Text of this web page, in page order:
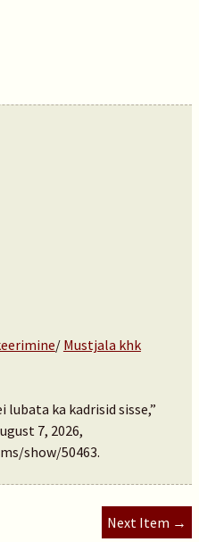
/ Mustjala khk
lubata ka kadrisid sisse,”
7, 2026,
show/50463.
Next Item →